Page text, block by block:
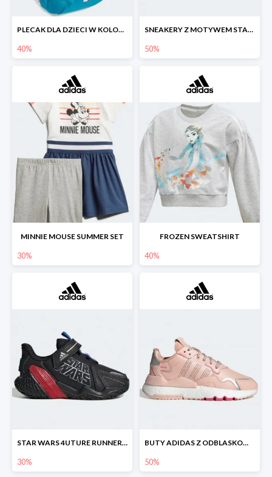
PLECAK DLA DZIECI W KOLORZE ZIMNEGO BŁĘKITU OZDOBIONY WIZERUNKIEM ELSY
40%
SNEAKERY Z MOTYWEM STAR WARS™ W TECHNICZNYM STYLU.
50%
MINNIE MOUSE SUMMER SET
30%
FROZEN SWEATSHIRT
40%
STAR WARS 4UTURE RUNNER SHOES
30%
BUTY ADIDAS Z ODBLASKOWYMI DETALAMI
50%